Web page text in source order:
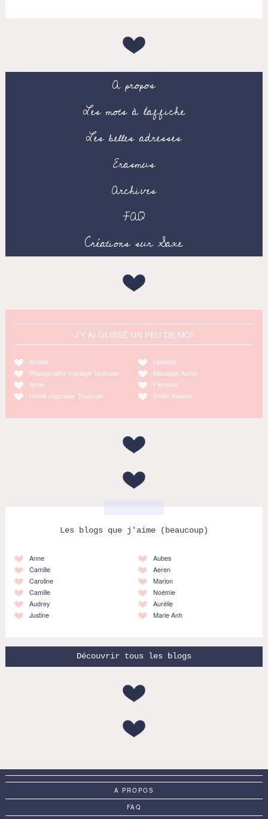
A propos
Les mots à l’affiche
Les belles adresses
Erasmus
Archives
FAQ
Créations sur Saxe
J'Y AI GLISSÉ UN PEU DE MOI
Amélie
Photographe mariage Toulouse
Anne
Home organiser Toulouse
Godiche
Massage Auriol
Florence
Emilie Massal
Les blogs que j'aime (beaucoup)
Anne
Camille
Caroline
Camille
Audrey
Justine
Aubes
Aeren
Marion
Noémie
Aurélie
Marie Anh
Découvrir tous les blogs
A PROPOS
FAQ